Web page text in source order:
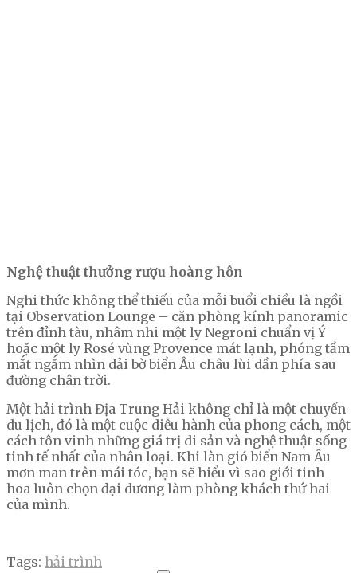
Nghệ thuật thưởng rượu hoàng hôn
Nghi thức không thể thiếu của mỗi buổi chiều là ngồi
tại Observation Lounge – căn phòng kính panoramic
trên đỉnh tàu, nhâm nhi một ly Negroni chuẩn vị Ý
hoặc một ly Rosé vùng Provence mát lạnh, phóng tầm
mắt ngắm nhìn dải bờ biển Âu châu lùi dần phía sau
đường chân trời.
Một hải trình Địa Trung Hải không chỉ là một chuyến
du lịch, đó là một cuộc diễu hành của phong cách, một
cách tôn vinh những giá trị di sản và nghệ thuật sống
tinh tế nhất của nhân loại. Khi làn gió biển Nam Âu
mơn man trên mái tóc, bạn sẽ hiểu vì sao giới tinh
hoa luôn chọn đại dương làm phòng khách thứ hai
của mình.
Tags: hải trình